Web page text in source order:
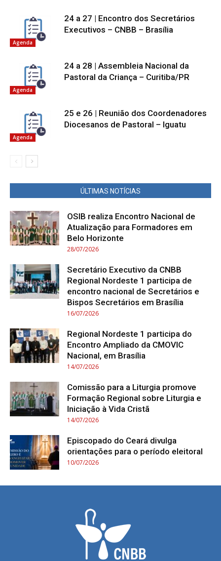
Agenda
24 a 27 | Encontro dos Secretários
Executivos – CNBB – Brasília
Agenda
24 a 28 | Assembleia Nacional da
Pastoral da Criança – Curitiba/PR
Agenda
25 e 26 | Reunião dos Coordenadores
Diocesanos de Pastoral – Iguatu
ÚLTIMAS NOTÍCIAS
OSIB realiza Encontro Nacional de
Atualização para Formadores em
Belo Horizonte
28/07/2026
Secretário Executivo da CNBB
Regional Nordeste 1 participa de
encontro nacional de Secretários e
Bispos Secretários em Brasília
16/07/2026
Regional Nordeste 1 participa do
Encontro Ampliado da CMOVIC
Nacional, em Brasília
14/07/2026
Comissão para a Liturgia promove
Formação Regional sobre Liturgia e
Iniciação à Vida Cristã
14/07/2026
Episcopado do Ceará divulga
orientações para o período eleitoral
10/07/2026